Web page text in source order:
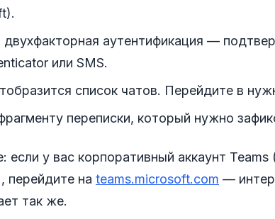
двухфакторная аутентификация —
или SMS.
список чатов. Перейдите в
переписки, который нужно
если у вас корпоративный аккаунт
перейдите на teams.microsoft.com —
так же.